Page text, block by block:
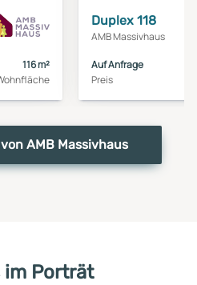
116 m²
Duplex 118
AMB Massivhaus
Auf Anfrage
Preis
AMB Massivhaus
im Porträt